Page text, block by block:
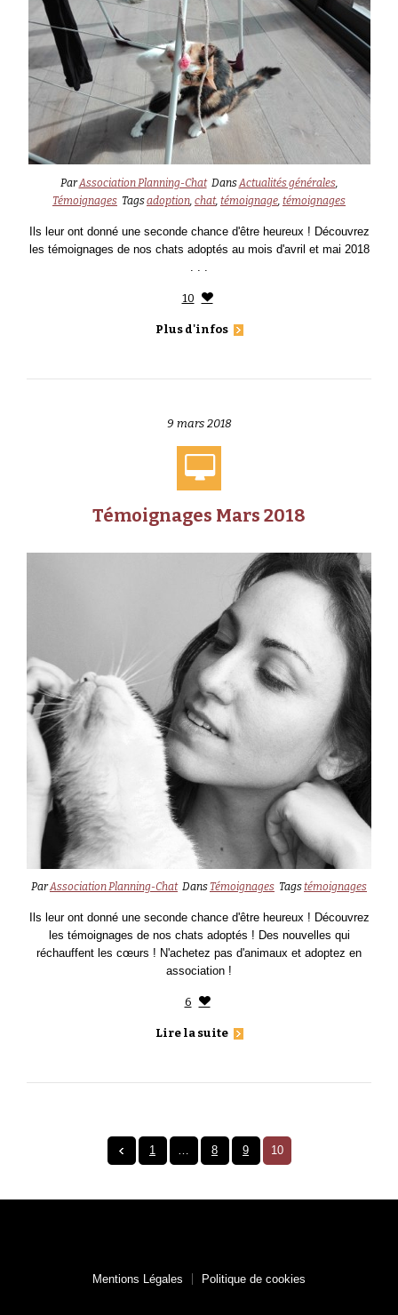
ParAssociation Planning-Chat DansActualités générales,
Témoignages Tagsadoption, chat, témoignage, témoignages
Ils leur ont donné une seconde chance d'être heureux ! Découvrez
les témoignages de nos chats adoptés au mois d'avril et mai 2018
. . .
10
Plus d'infos
9 mars 2018
Témoignages Mars 2018
ParAssociation Planning-Chat Dans Témoignages Tagstémoignages
Ils leur ont donné une seconde chance d'être heureux ! Découvrez
les témoignages de nos chats adoptés ! Des nouvelles qui
réchauffent les cœurs ! N'achetez pas d'animaux et adoptez en
association !
6
Lire la suite
1 … 8 9 10
Mentions Légales Politique de cookies